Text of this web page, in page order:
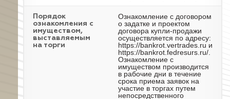
Порядок
ознакомления с
имуществом,
выставляемым
на торги
Ознакомление с договором
о задатке и проектом
договора купли-продажи
осуществляется по адресу:
https://bankrot.vertrades.ru и
https://bankrot.fedresurs.ru/.
Ознакомление с
имуществом производится
в рабочие дни в течение
срока приема заявок на
участие в торгах путем
непосредственного